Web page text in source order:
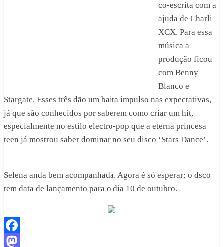
co-escrita com a
ajuda de Charli
XCX. Para essa
música a
produção ficou
com Benny
Blanco e
Stargate. Esses três dão um baita impulso nas expectativas,
já que são conhecidos por saberem como criar um hit,
especialmente no estilo electro-pop que a eterna princesa
teen já mostrou saber dominar no seu disco ‘Stars Dance’.
Selena anda bem acompanhada. Agora é só esperar; o dsco
tem data de lançamento para o dia 10 de outubro.
Facebook